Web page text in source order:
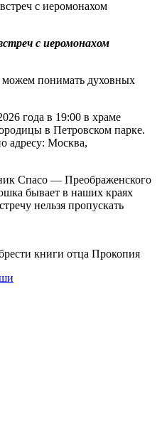
с иеромонахом
понимать духовных
года в 19:00 в храме
в Петровском парке.
адресу: Москва,
Спасо — Преображенского
бывает в наших краях
нельзя пропускать
книги отца Прокопия